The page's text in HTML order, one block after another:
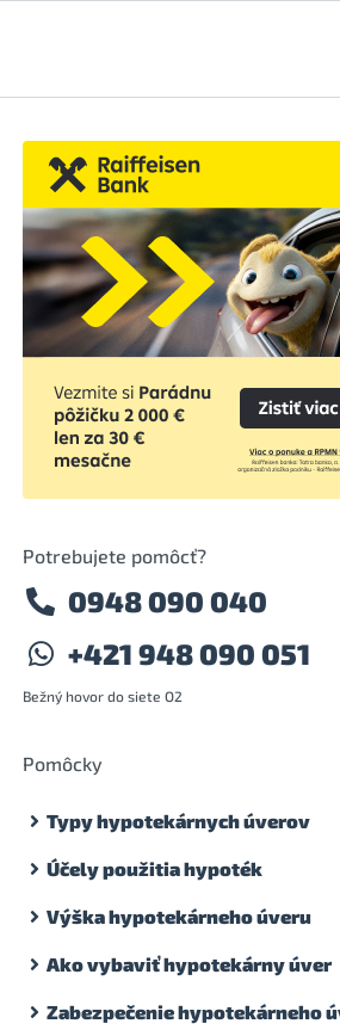
Potrebujete pomôcť?
0948 090 040
+421 948 090 051
Bežný hovor do siete O2
Pomôcky
Typy hypotekárnych úverov
Účely použitia hypoték
Výška hypotekárneho úveru
Ako vybaviť hypotekárny úver
Zabezpečenie hypotekárneho